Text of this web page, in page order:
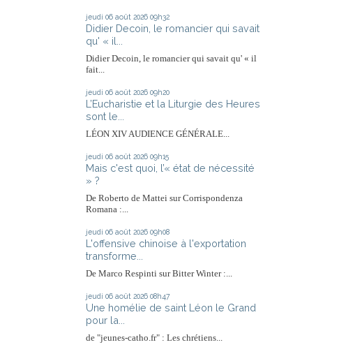
jeudi 06 août 2026 09h32
Didier Decoin, le romancier qui savait
qu' « il...
Didier Decoin, le romancier qui savait qu' « il
fait...
jeudi 06 août 2026 09h20
L’Eucharistie et la Liturgie des Heures
sont le...
LÉON XIV AUDIENCE GÉNÉRALE...
jeudi 06 août 2026 09h15
Mais c'est quoi, l’« état de nécessité
» ?
De Roberto de Mattei sur Corrispondenza
Romana :...
jeudi 06 août 2026 09h08
L'offensive chinoise à l'exportation
transforme...
De Marco Respinti sur Bitter Winter :...
jeudi 06 août 2026 08h47
Une homélie de saint Léon le Grand
pour la...
de "jeunes-catho.fr" : Les chrétiens...